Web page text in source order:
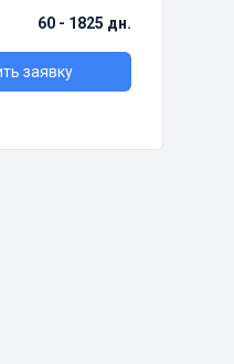
60 - 1825 дн.
заявку